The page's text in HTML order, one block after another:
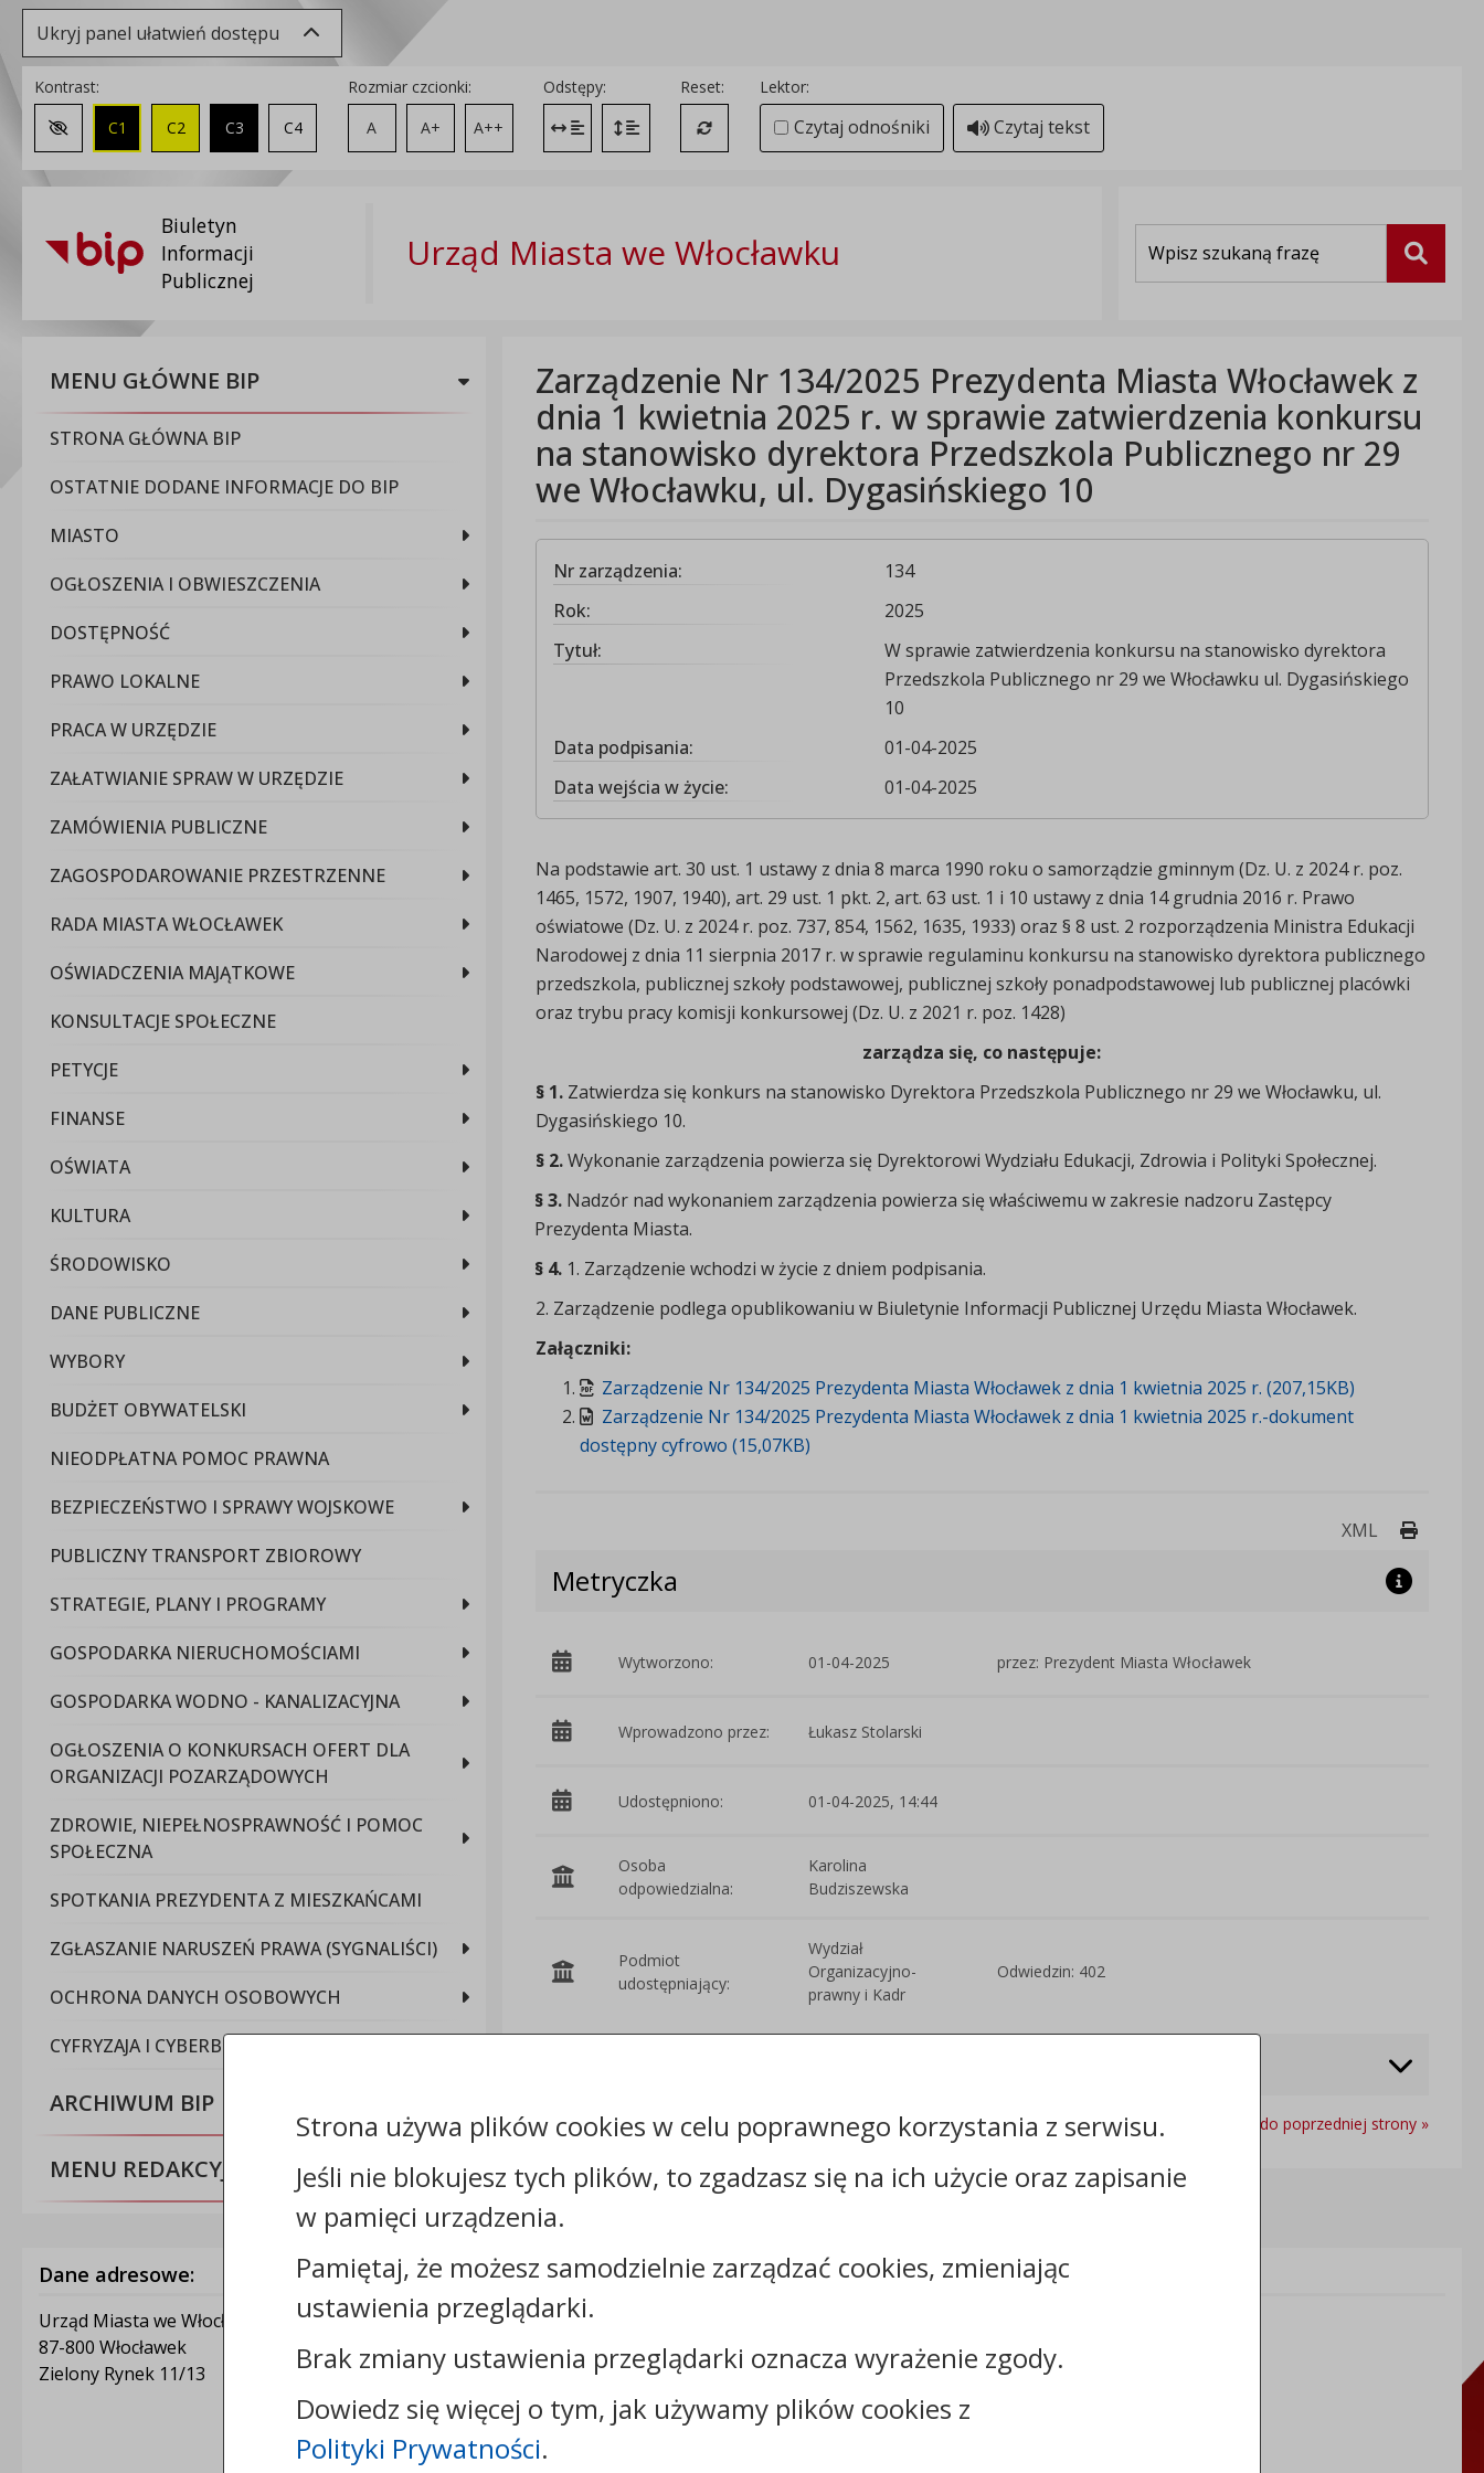
Ukryj panel ułatwień dostępu
Kontrast:
Zmień kontrast na domyślny
C1 C2 C3 C4
Rozmiar czcionki:
A
A+ A++
Odstępy:
Zmień odstęp między literami
Zmień interlinię i margines między paragrafami
Reset:
Przywróć ustawienia domyślne
Lektor:
Czytaj odnośniki Czytaj tekst
Biuletyn
Informacji
Publicznej
Urząd Miasta we Włocławku Szukaj
MENU GŁÓWNE BIP
STRONA GŁÓWNA BIP
OSTATNIE DODANE INFORMACJE DO BIP
MIASTO
OGŁOSZENIA I OBWIESZCZENIA
DOSTĘPNOŚĆ
PRAWO LOKALNE
PRACA W URZĘDZIE
ZAŁATWIANIE SPRAW W URZĘDZIE
ZAMÓWIENIA PUBLICZNE
ZAGOSPODAROWANIE PRZESTRZENNE
RADA MIASTA WŁOCŁAWEK
OŚWIADCZENIA MAJĄTKOWE
KONSULTACJE SPOŁECZNE
PETYCJE
FINANSE
OŚWIATA
KULTURA
ŚRODOWISKO
DANE PUBLICZNE
WYBORY
BUDŻET OBYWATELSKI
NIEODPŁATNA POMOC PRAWNA
BEZPIECZEŃSTWO I SPRAWY WOJSKOWE
PUBLICZNY TRANSPORT ZBIOROWY
STRATEGIE, PLANY I PROGRAMY
GOSPODARKA NIERUCHOMOŚCIAMI
GOSPODARKA WODNO - KANALIZACYJNA
OGŁOSZENIA O KONKURSACH OFERT DLA
ORGANIZACJI POZARZĄDOWYCH
ZDROWIE, NIEPEŁNOSPRAWNOŚĆ I POMOC
SPOŁECZNA
SPOTKANIA PREZYDENTA Z MIESZKAŃCAMI
ZGŁASZANIE NARUSZEŃ PRAWA (SYGNALIŚCI)
OCHRONA DANYCH OSOBOWYCH
CYFRYZAJA I CYBERBEZPIECZEŃSTWO
ARCHIWUM BIP
MENU REDAKCYJNE
Zarządzenie Nr 134/2025 Prezydenta Miasta Włocławek z
dnia 1 kwietnia 2025 r. w sprawie zatwierdzenia konkursu
na stanowisko dyrektora Przedszkola Publicznego nr 29
we Włocławku, ul. Dygasińskiego 10
Nr zarządzenia:
134
Rok:
2025
Tytuł:
W sprawie zatwierdzenia konkursu na stanowisko dyrektora
Przedszkola Publicznego nr 29 we Włocławku ul. Dygasińskiego
10
Data podpisania:
01-04-2025
Data wejścia w życie:
01-04-2025
Na podstawie art. 30 ust. 1 ustawy z dnia 8 marca 1990 roku o samorządzie gminnym (Dz. U. z 2024 r. poz.
1465, 1572, 1907, 1940), art. 29 ust. 1 pkt. 2, art. 63 ust. 1 i 10 ustawy z dnia 14 grudnia 2016 r. Prawo
oświatowe (Dz. U. z 2024 r. poz. 737, 854, 1562, 1635, 1933) oraz § 8 ust. 2 rozporządzenia Ministra Edukacji
Narodowej z dnia 11 sierpnia 2017 r. w sprawie regulaminu konkursu na stanowisko dyrektora publicznego
przedszkola, publicznej szkoły podstawowej, publicznej szkoły ponadpodstawowej lub publicznej placówki
oraz trybu pracy komisji konkursowej (Dz. U. z 2021 r. poz. 1428)
zarządza się, co następuje:
§ 1. Zatwierdza się konkurs na stanowisko Dyrektora Przedszkola Publicznego nr 29 we Włocławku, ul.
Dygasińskiego 10.
§ 2.Wykonanie zarządzenia powierza się Dyrektorowi Wydziału Edukacji, Zdrowia i Polityki Społecznej.
§ 3. Nadzór nad wykonaniem zarządzenia powierza się właściwemu w zakresie nadzoru Zastępcy
Prezydenta Miasta.
§ 4. 1. Zarządzenie wchodzi w życie z dniem podpisania.
2. Zarządzenie podlega opublikowaniu w Biuletynie Informacji Publicznej Urzędu Miasta Włocławek.
Załączniki:
Zarządzenie Nr 134/2025 Prezydenta Miasta Włocławek z dnia 1 kwietnia 2025 r. (207,15KB)
Zarządzenie Nr 134/2025 Prezydenta Miasta Włocławek z dnia 1 kwietnia 2025 r.-dokument
dostępny cyfrowo (15,07KB)
XML Drukuj
Metryczka
Wytworzono: 01-04-2025 przez: Prezydent Miasta Włocławek
Wprowadzono przez: Łukasz Stolarski
Udostępniono: 01-04-2025, 14:44
Osoba
odpowiedzialna:
Karolina
Budziszewska
Podmiot
udostępniający:
Wydział
Organizacyjno-
prawny i Kadr
Odwiedzin: 402
Powrót do poprzedniej strony »
Dane adresowe:
Urząd Miasta we Włocławku
87-800 Włocławek
Zielony Rynek 11/13
Kontakt:
tel.:+48544144000
faks: +48544144444
e-mail:poczta@um.wloclawek.pl
skrytka ePUAP: /umwloclawek/SkrytkaESP lub
/umwloclawek/skrytka
strona www:
Informacje dodatkowe:
REGON: 910866910
TERYT: 0464011
Strona używa plików cookies w celu poprawnego korzystania z serwisu.
Jeśli nie blokujesz tych plików, to zgadzasz się na ich użycie oraz zapisanie
w pamięci urządzenia.
Pamiętaj, że możesz samodzielnie zarządzać cookies, zmieniając
ustawienia przeglądarki.
Brak zmiany ustawienia przeglądarki oznacza wyrażenie zgody.
Dowiedz się więcej o tym, jak używamy plików cookies z
Polityki Prywatności.